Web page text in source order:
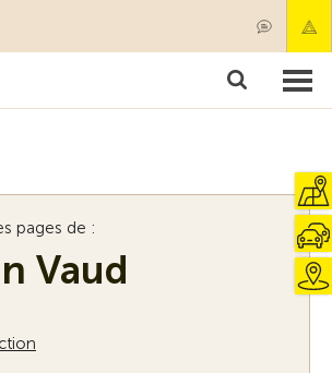
pages de :
Vaud